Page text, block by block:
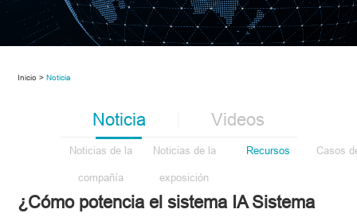
Inicio > Noticia
Noticia
Noticias de la
compañía
Noticias de la
exposición
Recursos Casos
Videos
¿Cómo potencia el sistema IA Sistema